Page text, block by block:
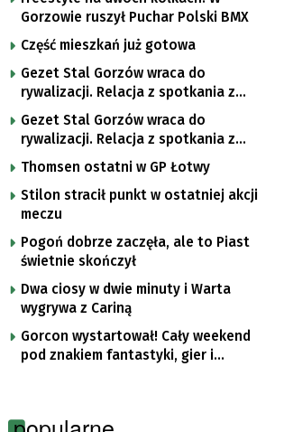
Gorzowie ruszył Puchar Polski BMX
Część mieszkań już gotowa
Gezet Stal Gorzów wraca do
rywalizacji. Relacja z spotkania z
częstochowskimi lwami u nas!
Gezet Stal Gorzów wraca do
rywalizacji. Relacja z spotkania z
częstochowskimi lwami u nas!
Thomsen ostatni w GP Łotwy
Stilon stracił punkt w ostatniej akcji
meczu
Pogoń dobrze zaczęła, ale to Piast
świetnie skończył
Dwa ciosy w dwie minuty i Warta
wygrywa z Cariną
Gorcon wystartował! Cały weekend
pod znakiem fantastyki, gier i